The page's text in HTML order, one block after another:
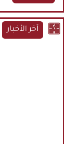
آخر الأخبار